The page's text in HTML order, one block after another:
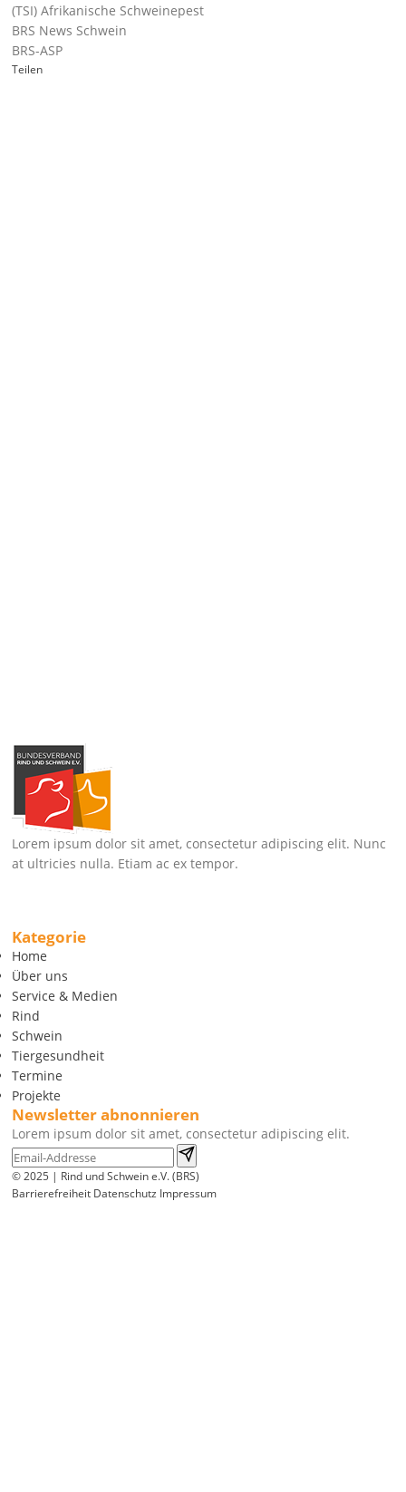
(TSI) Afrikanische Schweinepest
BRS News Schwein
BRS-ASP
Teilen
Lorem ipsum dolor sit amet, consectetur adipiscing elit. Nunc
at ultricies nulla. Etiam ac ex tempor.
Kategorie
Home
Über uns
Service & Medien
Rind
Schwein
Tiergesundheit
Termine
Projekte
Newsletter abnonnieren
Lorem ipsum dolor sit amet, consectetur adipiscing elit.
© 2025 | Rind und Schwein e.V. (BRS)
Barrierefreiheit Datenschutz Impressum